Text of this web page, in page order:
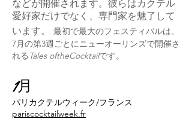
などが開催されます。彼らはカクテル
愛好家だけでなく、専門家を魅了して
います。
最初で最大のフェスティバルは、
7月の第3週ごとにニューオーリンズで開催さ
れる Tales oftheCocktailです。
1月
パリカクテルウィーク/フランス
pariscocktailweek.fr